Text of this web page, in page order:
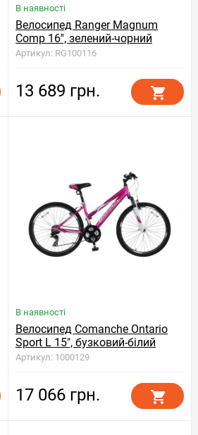
В наявності
Велосипед Ranger Magnum
Comp 16'', зелений-чорний
Артикул: RG100116
13 689 грн.
В наявності
Велосипед Comanche Ontario
Sport L 15", бузковий-білий
Артикул: 1000129
17 066 грн.